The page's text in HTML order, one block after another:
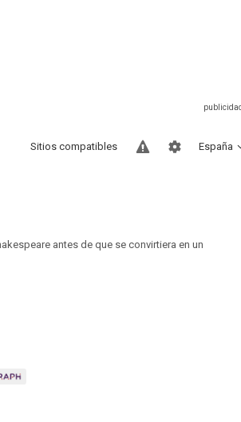
España
Sitios compatibles
antes de que se convirtiera en un